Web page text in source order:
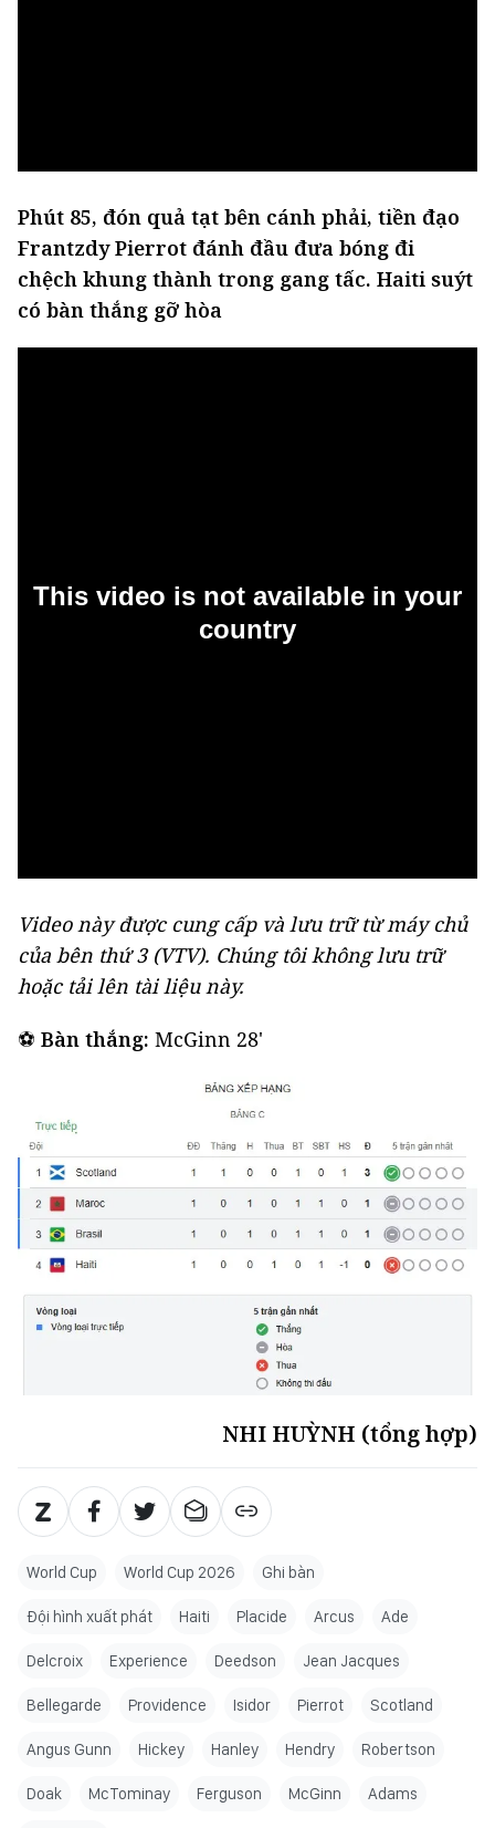
Phút 85, đón quả tạt bên cánh phải, tiền đạo
Frantzdy Pierrot đánh đầu đưa bóng đi
chệch khung thành trong gang tấc. Haiti suýt
có bàn thắng gỡ hòa
Video này được cung cấp và lưu trữ từ máy chủ
của bên thứ 3 (VTV). Chúng tôi không lưu trữ
hoặc tải lên tài liệu này.
⚽ Bàn thắng: McGinn 28'
NHI HUỲNH (tổng hợp)
World Cup World Cup 2026 Ghi bàn
Đội hình xuất phát Haiti Placide Arcus Ade
Delcroix Experience Deedson Jean Jacques
Bellegarde Providence Isidor Pierrot Scotland
Angus Gunn Hickey Hanley Hendry Robertson
Doak McTominay Ferguson McGinn Adams